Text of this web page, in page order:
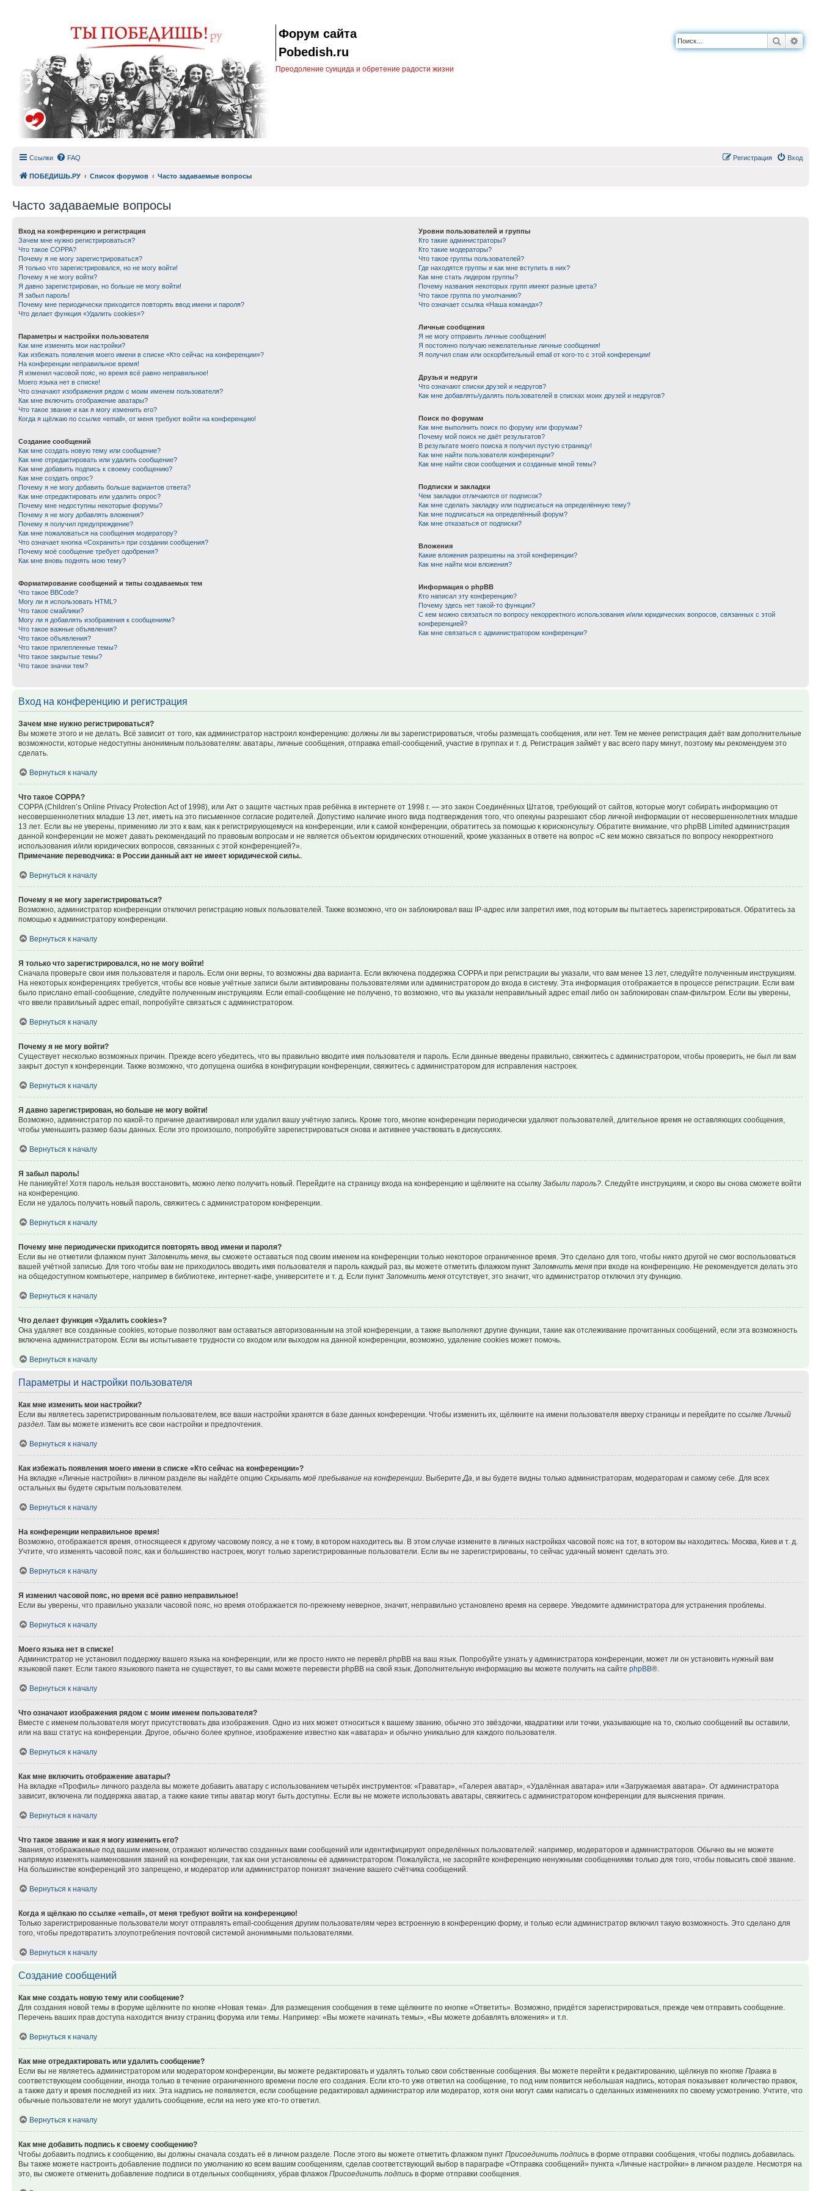
Форум сайта
Pobedish.ru
Преодоление суицида и обретение радости жизни
Поиск
Ссылки FAQ Вход
Регистрация
ПОБЕДИШЬ.РУ Список форумов Часто задаваемые вопросы
Часто задаваемые вопросы
Вход на конференцию и регистрация
Зачем мне нужно регистрироваться?
Что такое COPPA?
Почему я не могу зарегистрироваться?
Я только что зарегистрировался, но не могу войти!
Почему я не могу войти?
Я давно зарегистрирован, но больше не могу войти!
Я забыл пароль!
Почему мне периодически приходится повторять ввод имени и пароля?
Что делает функция «Удалить cookies»?
Параметры и настройки пользователя
Как мне изменить мои настройки?
Как избежать появления моего имени в списке «Кто сейчас на конференции»?
На конференции неправильное время!
Я изменил часовой пояс, но время всё равно неправильное!
Моего языка нет в списке!
Что означают изображения рядом с моим именем пользователя?
Как мне включить отображение аватары?
Что такое звание и как я могу изменить его?
Когда я щёлкаю по ссылке «email», от меня требуют войти на конференцию!
Создание сообщений
Как мне создать новую тему или сообщение?
Как мне отредактировать или удалить сообщение?
Как мне добавить подпись к своему сообщению?
Как мне создать опрос?
Почему я не могу добавить больше вариантов ответа?
Как мне отредактировать или удалить опрос?
Почему мне недоступны некоторые форумы?
Почему я не могу добавлять вложения?
Почему я получил предупреждение?
Как мне пожаловаться на сообщения модератору?
Что означает кнопка «Сохранить» при создании сообщения?
Почему моё сообщение требует одобрения?
Как мне вновь поднять мою тему?
Форматирование сообщений и типы создаваемых тем
Что такое BBCode?
Могу ли я использовать HTML?
Что такое смайлики?
Могу ли я добавлять изображения к сообщениям?
Что такое важные объявления?
Что такое объявления?
Что такое прилепленные темы?
Что такое закрытые темы?
Что такое значки тем?
Уровни пользователей и группы
Кто такие администраторы?
Кто такие модераторы?
Что такое группы пользователей?
Где находятся группы и как мне вступить в них?
Как мне стать лидером группы?
Почему названия некоторых групп имеют разные цвета?
Что такое группа по умолчанию?
Что означает ссылка «Наша команда»?
Личные сообщения
Я не могу отправить личные сообщения!
Я постоянно получаю нежелательные личные сообщения!
Я получил спам или оскорбительный email от кого-то с этой конференции!
Друзья и недруги
Что означают списки друзей и недругов?
Как мне добавлять/удалять пользователей в списках моих друзей и недругов?
Поиск по форумам
Как мне выполнить поиск по форуму или форумам?
Почему мой поиск не даёт результатов?
В результате моего поиска я получил пустую страницу!
Как мне найти пользователя конференции?
Как мне найти свои сообщения и созданные мной темы?
Подписки и закладки
Чем закладки отличаются от подписок?
Как мне сделать закладку или подписаться на определённую тему?
Как мне подписаться на определённый форум?
Как мне отказаться от подписки?
Вложения
Какие вложения разрешены на этой конференции?
Как мне найти мои вложения?
Информация о phpBB
Кто написал эту конференцию?
Почему здесь нет такой-то функции?
С кем можно связаться по вопросу некорректного использования и/или юридических вопросов, связанных с этой
конференцией?
Как мне связаться с администратором конференции?
Вход на конференцию и регистрация
Зачем мне нужно регистрироваться?
Вы можете этого и не делать. Всё зависит от того, как администратор настроил конференцию: должны ли вы зарегистрироваться, чтобы размещать сообщения, или нет. Тем не менее регистрация даёт вам дополнительные
возможности, которые недоступны анонимным пользователям: аватары, личные сообщения, отправка email-сообщений, участие в группах и т. д. Регистрация займёт у вас всего пару минут, поэтому мы рекомендуем это
сделать.
Вернуться к началу
Что такое COPPA?
COPPA (Children’s Online Privacy Protection Act of 1998), или Акт о защите частных прав ребёнка в интернете от 1998 г. — это закон Соединённых Штатов, требующий от сайтов, которые могут собирать информацию от
несовершеннолетних младше 13 лет, иметь на это письменное согласие родителей. Допустимо наличие иного вида подтверждения того, что опекуны разрешают сбор личной информации от несовершеннолетних младше
13 лет. Если вы не уверены, применимо ли это к вам, как к регистрирующемуся на конференции, или к самой конференции, обратитесь за помощью к юрисконсульту. Обратите внимание, что phpBB Limited администрация
данной конференции не может давать рекомендаций по правовым вопросам и не является объектом юридических отношений, кроме указанных в ответе на вопрос «С кем можно связаться по вопросу некорректного
использования и/или юридических вопросов, связанных с этой конференцией?».
Примечание переводчика: в России данный акт не имеет юридической силы..
Вернуться к началу
Почему я не могу зарегистрироваться?
Возможно, администратор конференции отключил регистрацию новых пользователей. Также возможно, что он заблокировал ваш IP-адрес или запретил имя, под которым вы пытаетесь зарегистрироваться. Обратитесь за
помощью к администратору конференции.
Вернуться к началу
Я только что зарегистрировался, но не могу войти!
Сначала проверьте свои имя пользователя и пароль. Если они верны, то возможны два варианта. Если включена поддержка COPPA и при регистрации вы указали, что вам менее 13 лет, следуйте полученным инструкциям.
На некоторых конференциях требуется, чтобы все новые учётные записи были активированы пользователями или администратором до входа в систему. Эта информация отображается в процессе регистрации. Если вам
было прислано email-сообщение, следуйте полученным инструкциям. Если email-сообщение не получено, то возможно, что вы указали неправильный адрес email либо он заблокирован спам-фильтром. Если вы уверены,
что ввели правильный адрес email, попробуйте связаться с администратором.
Вернуться к началу
Почему я не могу войти?
Существует несколько возможных причин. Прежде всего убедитесь, что вы правильно вводите имя пользователя и пароль. Если данные введены правильно, свяжитесь с администратором, чтобы проверить, не был ли вам
закрыт доступ к конференции. Также возможно, что допущена ошибка в конфигурации конференции, свяжитесь с администратором для исправления настроек.
Вернуться к началу
Я давно зарегистрирован, но больше не могу войти!
Возможно, администратор по какой-то причине деактивировал или удалил вашу учётную запись. Кроме того, многие конференции периодически удаляют пользователей, длительное время не оставляющих сообщения,
чтобы уменьшить размер базы данных. Если это произошло, попробуйте зарегистрироваться снова и активнее участвовать в дискуссиях.
Вернуться к началу
Я забыл пароль!
Не паникуйте! Хотя пароль нельзя восстановить, можно легко получить новый. Перейдите на страницу входа на конференцию и щёлкните на ссылку Забыли пароль?. Следуйте инструкциям, и скоро вы снова сможете войти
на конференцию.
Если не удалось получить новый пароль, свяжитесь с администратором конференции.
Вернуться к началу
Почему мне периодически приходится повторять ввод имени и пароля?
Если вы не отметили флажком пункт Запомнить меня, вы сможете оставаться под своим именем на конференции только некоторое ограниченное время. Это сделано для того, чтобы никто другой не смог воспользоваться
вашей учётной записью. Для того чтобы вам не приходилось вводить имя пользователя и пароль каждый раз, вы можете отметить флажком пункт Запомнить меня при входе на конференцию. Не рекомендуется делать это
на общедоступном компьютере, например в библиотеке, интернет-кафе, университете и т. д. Если пункт Запомнить меня отсутствует, это значит, что администратор отключил эту функцию.
Вернуться к началу
Что делает функция «Удалить cookies»?
Она удаляет все созданные cookies, которые позволяют вам оставаться авторизованным на этой конференции, а также выполняют другие функции, такие как отслеживание прочитанных сообщений, если эта возможность
включена администратором. Если вы испытываете трудности со входом или выходом на данной конференции, возможно, удаление cookies может помочь.
Вернуться к началу
Параметры и настройки пользователя
Как мне изменить мои настройки?
Если вы являетесь зарегистрированным пользователем, все ваши настройки хранятся в базе данных конференции. Чтобы изменить их, щёлкните на имени пользователя вверху страницы и перейдите по ссылкеЛичный
раздел. Там вы можете изменить все свои настройки и предпочтения.
Вернуться к началу
Как избежать появления моего имени в списке «Кто сейчас на конференции»?
На вкладке «Личные настройки» в личном разделе вы найдёте опцию Скрывать моё пребывание на конференции. ВыберитеДа, и вы будете видны только администраторам, модераторам и самому себе. Для всех
остальных вы будете скрытым пользователем.
Вернуться к началу
На конференции неправильное время!
Возможно, отображается время, относящееся к другому часовому поясу, а не к тому, в котором находитесь вы. В этом случае измените в личных настройках часовой пояс на тот, в котором вы находитесь: Москва, Киев и т. д.
Учтите, что изменять часовой пояс, как и большинство настроек, могут только зарегистрированные пользователи. Если вы не зарегистрированы, то сейчас удачный момент сделать это.
Вернуться к началу
Я изменил часовой пояс, но время всё равно неправильное!
Если вы уверены, что правильно указали часовой пояс, но время отображается по-прежнему неверное, значит, неправильно установлено время на сервере. Уведомите администратора для устранения проблемы.
Вернуться к началу
Моего языка нет в списке!
Администратор не установил поддержку вашего языка на конференции, или же просто никто не перевёл phpBB на ваш язык. Попробуйте узнать у администратора конференции, может ли он установить нужный вам
языковой пакет. Если такого языкового пакета не существует, то вы сами можете перевести phpBB на свой язык. Дополнительную информацию вы можете получить на сайте phpBB®.
Вернуться к началу
Что означают изображения рядом с моим именем пользователя?
Вместе с именем пользователя могут присутствовать два изображения. Одно из них может относиться к вашему званию, обычно это звёздочки, квадратики или точки, указывающие на то, сколько сообщений вы оставили,
или на ваш статус на конференции. Другое, обычно более крупное, изображение известно как «аватара» и обычно уникально для каждого пользователя.
Вернуться к началу
Как мне включить отображение аватары?
На вкладке «Профиль» личного раздела вы можете добавить аватару с использованием четырёх инструментов: «Граватар», «Галерея аватар», «Удалённая аватара» или «Загружаемая аватара». От администратора
зависит, включена ли поддержка аватар, а также какие типы аватар могут быть доступны. Если вы не можете использовать аватары, свяжитесь с администратором конференции для выяснения причин.
Вернуться к началу
Что такое звание и как я могу изменить его?
Звания, отображаемые под вашим именем, отражают количество созданных вами сообщений или идентифицируют определённых пользователей: например, модераторов и администраторов. Обычно вы не можете
напрямую изменять наименования званий на конференции, так как они установлены её администратором. Пожалуйста, не засоряйте конференцию ненужными сообщениями только для того, чтобы повысить своё звание.
На большинстве конференций это запрещено, и модератор или администратор понизят значение вашего счётчика сообщений.
Вернуться к началу
Когда я щёлкаю по ссылке «email», от меня требуют войти на конференцию!
Только зарегистрированные пользователи могут отправлять email-сообщения другим пользователям через встроенную в конференцию форму, и только если администратор включил такую возможность. Это сделано для
того, чтобы предотвратить злоупотребления почтовой системой анонимными пользователями.
Вернуться к началу
Создание сообщений
Как мне создать новую тему или сообщение?
Для создания новой темы в форуме щёлкните по кнопке «Новая тема». Для размещения сообщения в теме щёлкните по кнопке «Ответить». Возможно, придётся зарегистрироваться, прежде чем отправить сообщение.
Перечень ваших прав доступа находится внизу страниц форума или темы. Например: «Вы можете начинать темы», «Вы можете добавлять вложения» и т.п.
Вернуться к началу
Как мне отредактировать или удалить сообщение?
Если вы не являетесь администратором или модератором конференции, вы можете редактировать и удалять только свои собственные сообщения. Вы можете перейти к редактированию, щёлкнув по кнопке Правка в
соответствующем сообщении, иногда только в течение ограниченного времени после его создания. Если кто-то уже ответил на сообщение, то под ним появится небольшая надпись, которая показывает количество правок,
а также дату и время последней из них. Эта надпись не появляется, если сообщение редактировал администратор или модератор, хотя они могут сами написать о сделанных изменениях по своему усмотрению. Учтите, что
обычные пользователи не могут удалить сообщение, если на него уже кто-то ответил.
Вернуться к началу
Как мне добавить подпись к своему сообщению?
Чтобы добавить подпись к сообщению, вы должны сначала создать её в личном разделе. После этого вы можете отметить флажком пункт Присоединить подпись в форме отправки сообщения, чтобы подпись добавилась.
Вы также можете настроить добавление подписи по умолчанию ко всем вашим сообщениям, сделав соответствующий выбор в параграфе «Отправка сообщений» пункта «Личные настройки» в личном разделе. Несмотря на
это, вы сможете отменить добавление подписи в отдельных сообщениях, убрав флажок Присоединить подпись в форме отправки сообщения.